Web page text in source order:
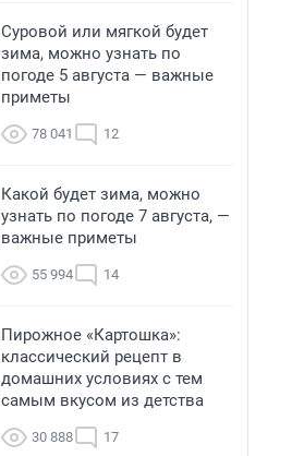
Суровой или мягкой будет
зима, можно узнать по
погоде 5 августа — важные
приметы
78 041 12
Какой будет зима, можно
узнать по погоде 7 августа, —
важные приметы
55 994 14
Пирожное «Картошка»:
классический рецепт в
домашних условиях с тем
самым вкусом из детства
30 888 17